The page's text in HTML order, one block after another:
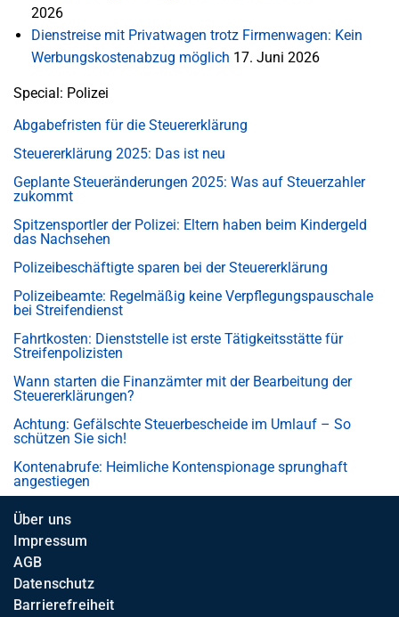
2026
Dienstreise mit Privatwagen trotz Firmenwagen: Kein
Werbungskostenabzug möglich 17. Juni 2026
Special: Polizei
Abgabefristen für die Steuererklärung
Steuererklärung 2025: Das ist neu
Geplante Steueränderungen 2025: Was auf Steuerzahler
zukommt
Spitzensportler der Polizei: Eltern haben beim Kindergeld
das Nachsehen
Polizeibeschäftigte sparen bei der Steuererklärung
Polizeibeamte: Regelmäßig keine Verpflegungspauschale
bei Streifendienst
Fahrtkosten: Dienststelle ist erste Tätigkeitsstätte für
Streifenpolizisten
Wann starten die Finanzämter mit der Bearbeitung der
Steuererklärungen?
Achtung: Gefälschte Steuerbescheide im Umlauf – So
schützen Sie sich!
Kontenabrufe: Heimliche Kontenspionage sprunghaft
angestiegen
Über uns
Impressum
AGB
Datenschutz
Barrierefreiheit